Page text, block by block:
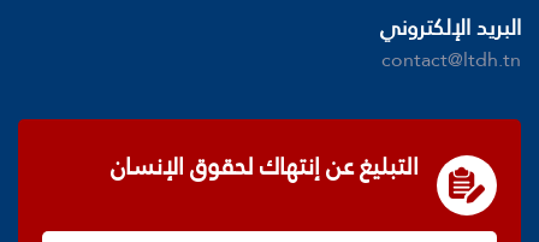
البريد الإلكتروني
contact@ltdh.tn
التبليغ عن إنتهاك لحقوق الإنسان